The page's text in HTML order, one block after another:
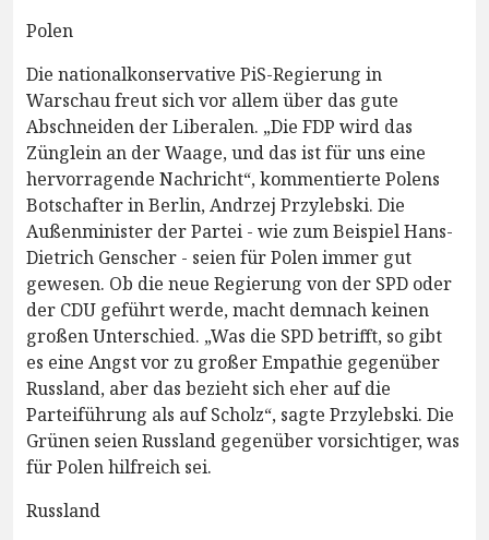
Polen
Die nationalkonservative PiS-Regierung in
Warschau freut sich vor allem über das gute
Abschneiden der Liberalen. „Die FDP wird das
Zünglein an der Waage, und das ist für uns eine
hervorragende Nachricht“, kommentierte Polens
Botschafter in Berlin, Andrzej Przylebski. Die
Außenminister der Partei - wie zum Beispiel Hans-
Dietrich Genscher - seien für Polen immer gut
gewesen. Ob die neue Regierung von der SPD oder
der CDU geführt werde, macht demnach keinen
großen Unterschied. „Was die SPD betrifft, so gibt
es eine Angst vor zu großer Empathie gegenüber
Russland, aber das bezieht sich eher auf die
Parteiführung als auf Scholz“, sagte Przylebski. Die
Grünen seien Russland gegenüber vorsichtiger, was
für Polen hilfreich sei.
Russland